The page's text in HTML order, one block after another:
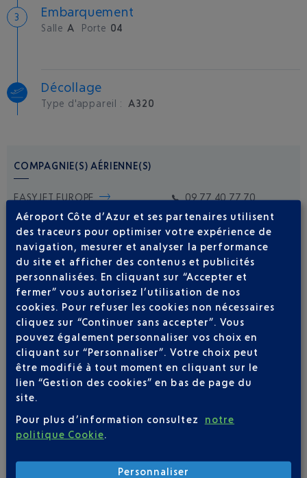
Embarquement
Salle A Porte 04
Décollage
Type d'appareil : A320
COMPAGNIE(S) AÉRIENNE(S)
EASYJET EUROPE 09 77 40 77 70
Soyez notifié(e) de
toutes les évolutions
pour ce vol
SUIVRE CE VOL
Aéroport Côte d’Azur et ses partenaires utilisent
des traceurs pour optimiser votre expérience de
navigation, mesurer et analyser la performance
du site et afficher des contenus et publicités
personnalisées. En cliquant sur “Accepter et
fermer” vous autorisez l’utilisation de nos
cookies. Pour refuser les cookies non nécessaires
cliquez sur “Continuer sans accepter”. Vous
pouvez également personnaliser vos choix en
cliquant sur “Personnaliser”. Votre choix peut
être modifié à tout moment en cliquant sur le
lien “Gestion des cookies” en bas de page du
site.
Pour plus d’information consultez
notre
politique Cookie
Personnaliser